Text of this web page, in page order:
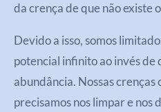
da crença de que não existe
Devido a isso, somos
potencial infinito ao invés de
abundância. Nossas
precisamos nos limpar e nos